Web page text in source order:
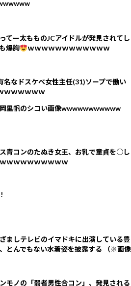
ってー太もものJCアイドルが発見されてし
爆胸
ｗｗｗｗｗｗｗｗｗｗｗｗ
名なドスケベ女性主任(31)ソープで働い
ｗｗｗｗｗｗ
岡里帆のシコい画像wwwwwwwwwww
ス青コンのたぬき女王、お乳で童貞を○し
ｗｗｗｗｗｗｗｗｗ
ざましテレビのイマドキに出演している豊
とんでもない水着姿を披露する （※画像
ンモノの「弱者男性合コン」、発見される